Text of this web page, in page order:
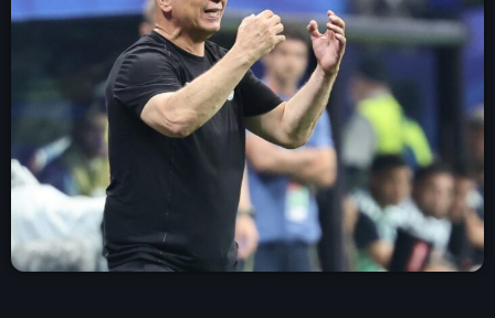
play_arrow LA CAMPESINA 104.5 FM
play_arrow LA CAMPESINA GEORGIA
INICIO
NOTAS